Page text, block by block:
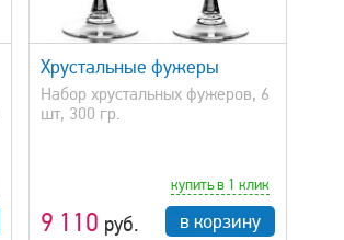
Хрустальные фужеры
Набор хрустальных фужеров, 6
шт, 300 гр.
9 110 руб.
купить в 1 клик
в корзину